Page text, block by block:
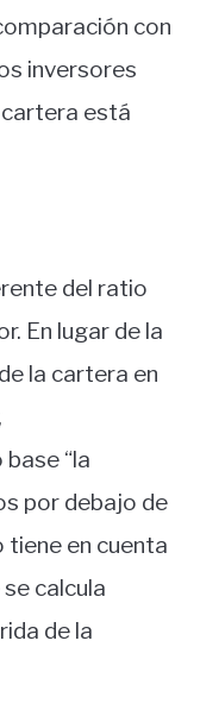
con
inversores
está
del ratio
En lugar de la
la cartera en
“la
por debajo de
tiene en cuenta
calcula
de la